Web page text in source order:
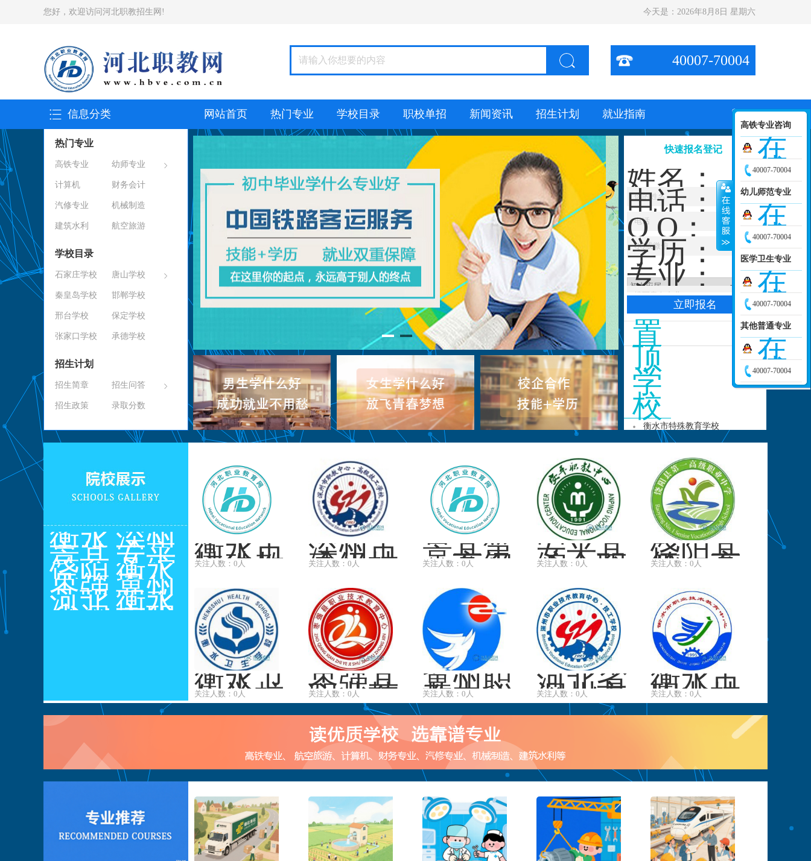
您好，欢迎访问河北职教招生网! 今天是： 2026年8月8日 星期六
40007-70004
信息分类 网站首页 热门专业 学校目录 职校单招 新闻资讯 招生计划 就业指南
热门专业
高铁专业 幼师专业
计算机 财务会计
汽修专业 机械制造
建筑水利 航空旅游
学校目录
石家庄学校 唐山学校
秦皇岛学校 邯郸学校
邢台学校 保定学校
张家口学校 承德学校
招生计划
招生简章 招生问答
招生政策 录取分数
快速报名登记
姓名：
电话：
Q Q：
学历：
专业：
置
顶
学
校
衡水市特殊教育学校
深州市高级技工学校
景县第一高级职业技术中学
安平县综合职业技术学校
饶阳县第一高级职业中学
衡水
市特
殊教
育学
校
深州
市高
级技
工学
校
景县
第一
高级
职业
技术
安平
县综
合职
业技
术学
饶阳
县第
一高
级职
衡水
卫生
学校
枣强
县职
业技
冀州
职教
中心
河北
省深
中心
衡水
市职
衡水市
特殊教
育学校
关注人数：0人 深州市
高级技
工学校
关注人数：0人 景县第
一高级
职业技
术中学
关注人数：0人 安平县
综合职
业技术
学校
关注人数：0人 饶阳县
第一高
中学
关注人数：0人
衡水卫
生学校
关注人数：0人 枣强县
职业技
术教育
中心
关注人数：0人 冀州职
教中心
关注人数：0人 河北省
深州市
职业技
术教育
关注人数：0人 衡水市
职业技
术教育
中心
关注人数：0人
高铁专业咨询
在
线
咨
询
40007-70004
幼儿师范专业
在
线
咨
询
40007-70004
医学卫生专业
在
线
咨
询
40007-70004
其他普通专业
在
线
咨
40007-70004